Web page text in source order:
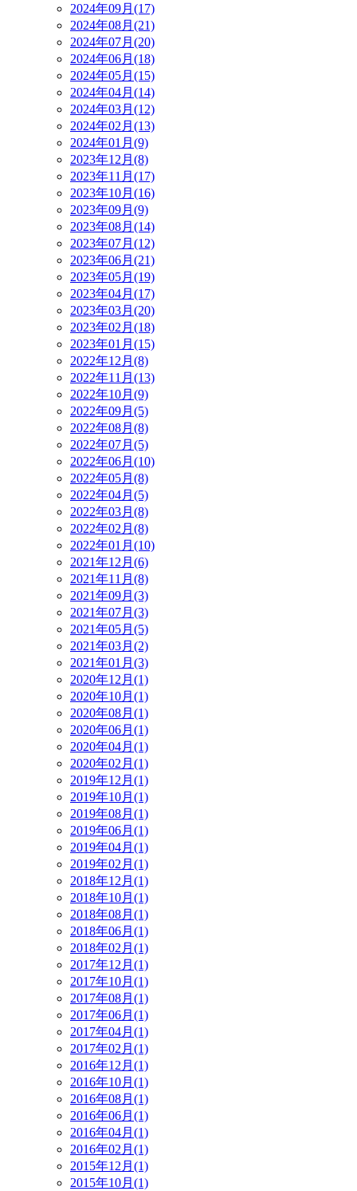
2024年09月(17)
2024年08月(21)
2024年07月(20)
2024年06月(18)
2024年05月(15)
2024年04月(14)
2024年03月(12)
2024年02月(13)
2024年01月(9)
2023年12月(8)
2023年11月(17)
2023年10月(16)
2023年09月(9)
2023年08月(14)
2023年07月(12)
2023年06月(21)
2023年05月(19)
2023年04月(17)
2023年03月(20)
2023年02月(18)
2023年01月(15)
2022年12月(8)
2022年11月(13)
2022年10月(9)
2022年09月(5)
2022年08月(8)
2022年07月(5)
2022年06月(10)
2022年05月(8)
2022年04月(5)
2022年03月(8)
2022年02月(8)
2022年01月(10)
2021年12月(6)
2021年11月(8)
2021年09月(3)
2021年07月(3)
2021年05月(5)
2021年03月(2)
2021年01月(3)
2020年12月(1)
2020年10月(1)
2020年08月(1)
2020年06月(1)
2020年04月(1)
2020年02月(1)
2019年12月(1)
2019年10月(1)
2019年08月(1)
2019年06月(1)
2019年04月(1)
2019年02月(1)
2018年12月(1)
2018年10月(1)
2018年08月(1)
2018年06月(1)
2018年02月(1)
2017年12月(1)
2017年10月(1)
2017年08月(1)
2017年06月(1)
2017年04月(1)
2017年02月(1)
2016年12月(1)
2016年10月(1)
2016年08月(1)
2016年06月(1)
2016年04月(1)
2016年02月(1)
2015年12月(1)
2015年10月(1)